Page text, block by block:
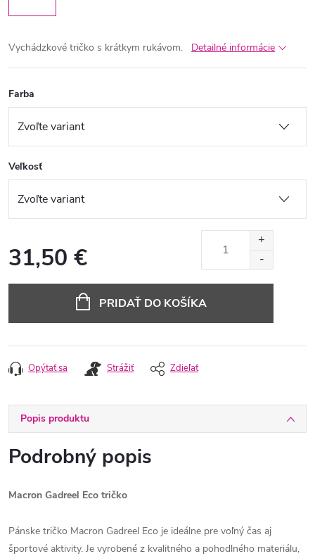
Vychádzkové tričko s krátkym rukávom. Detailné informácie
Farba
Veľkosť
31,50 €
PRIDAŤ DO KOŠÍKA
Opýtať sa Strážiť Zdieľať
Popis produktu
Podrobný popis
Macron Gadreel Eco tričko
Pánske tričko Macron Gadreel Eco je ideálne pre voľný čas aj
športové aktivity. Je vyrobené z kvalitného a pohodlného materiálu,